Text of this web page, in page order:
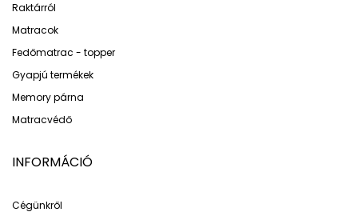
Raktárról
Matracok
Fedőmatrac - topper
Gyapjú termékek
Memory párna
Matracvédő
INFORMÁCIÓ
Cégünkről